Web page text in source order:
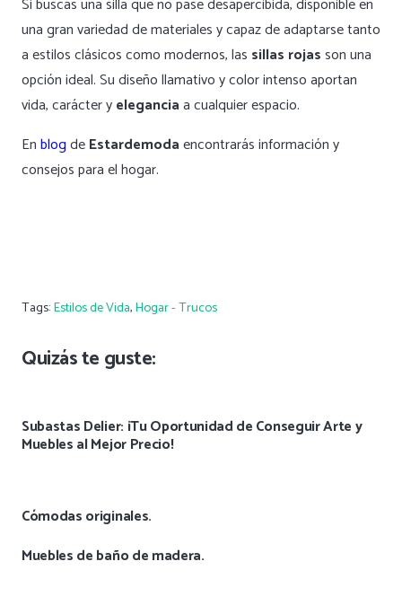
una gran variedad de materiales y capaz de adaptarse tanto
a estilos clásicos como modernos, las sillas rojasson una
opción ideal. Su diseño llamativo y color intenso aportan
vida, carácter yeleganciaa cualquier espacio.
EnblogdeEstardemodaencontrarás información y
consejos para el hogar.
Tags:Estilos de Vida,Hogar - Trucos
Quizás te guste:
Subastas Delier: ¡Tu Oportunidad de Conseguir Arte y
Muebles al Mejor Precio!
Cómodas originales.
Muebles de baño de madera.